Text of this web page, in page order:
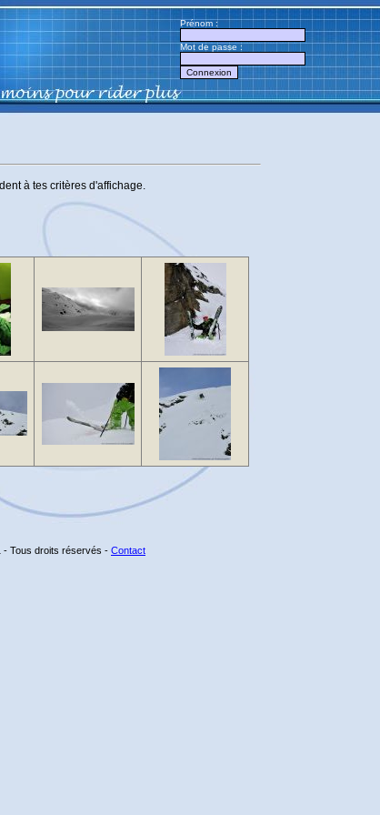
Prénom :
Mot de passe :
à tes critères d'affichage.
- Tous droits réservés - Contact